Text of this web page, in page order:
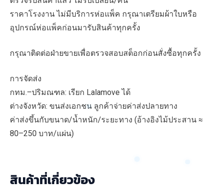
ราคาโรงงาน ไม่มีบริการห่อแพ็ค กรุณาเตรียมผ้าใบหรือ
อุปกรณ์ห่อแพ็คก่อนมารับสินค้าทุกครั้ง
กรุณาติดต่อฝ่ายขายเพื่อตรวจสอบสต็อกก่อนสั่งซื้อทุกครั้ง
การจัดส่ง
กทม.–ปริมณฑล: เรียก Lalamove ได้
ต่างจังหวัด: ขนส่งเอกชน ลูกค้าจ่ายค่าส่งปลายทาง
ค่าส่งขึ้นกับขนาด/น้ำหนัก/ระยะทาง (อ้างอิงไม้ประสาน ≈
80–250 บาท/แผ่น)
สินค้าที่เกี่ยวข้อง